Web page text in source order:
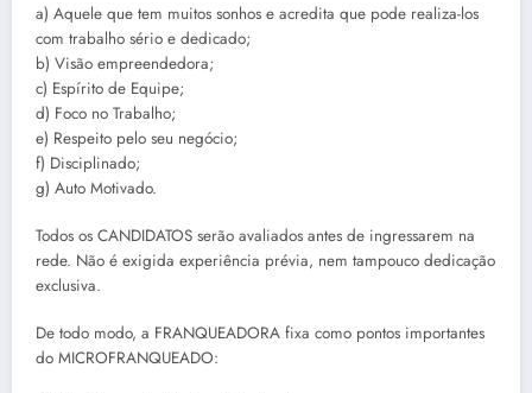
a) Aquele que tem muitos sonhos e acredita que pode realiza-los
com trabalho sério e dedicado;
b) Visão empreendedora;
c) Espírito de Equipe;
d) Foco no Trabalho;
e) Respeito pelo seu negócio;
f) Disciplinado;
g) Auto Motivado.
Todos os CANDIDATOS serão avaliados antes de ingressarem na
rede. Não é exigida experiência prévia, nem tampouco dedicação
exclusiva.
De todo modo, a FRANQUEADORA fixa como pontos importantes
do MICROFRANQUEADO: